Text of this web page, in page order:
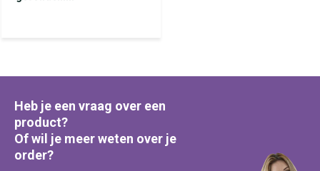
Heb je een vraag over een
product?
Of wil je meer weten over je
order?